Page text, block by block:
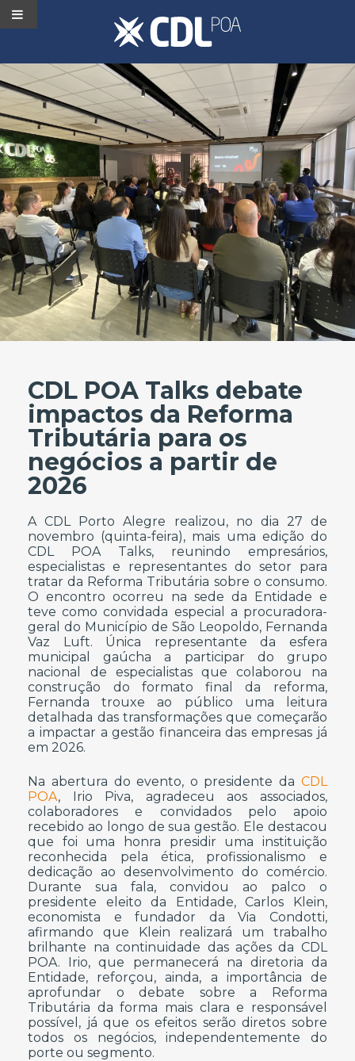
CDL POA Talks debate
impactos da Reforma
Tributária para os
negócios a partir de
2026
A CDL Porto Alegre realizou, no dia 27 de
novembro (quinta-feira), mais uma edição do
CDL POA Talks, reunindo empresários,
especialistas e representantes do setor para
tratar da Reforma Tributária sobre o consumo.
O encontro ocorreu na sede da Entidade e
teve como convidada especial a procuradora-
geral do Município de São Leopoldo, Fernanda
Vaz Luft. Única representante da esfera
municipal gaúcha a participar do grupo
nacional de especialistas que colaborou na
construção do formato final da reforma,
Fernanda trouxe ao público uma leitura
detalhada das transformações que começarão
a impactar a gestão financeira das empresas já
em 2026.
Na abertura do evento, o presidente da CDL
POA, Irio Piva, agradeceu aos associados,
colaboradores e convidados pelo apoio
recebido ao longo de sua gestão. Ele destacou
que foi uma honra presidir uma instituição
reconhecida pela ética, profissionalismo e
dedicação ao desenvolvimento do comércio.
Durante sua fala, convidou ao palco o
presidente eleito da Entidade, Carlos Klein,
economista e fundador da Via Condotti,
afirmando que Klein realizará um trabalho
brilhante na continuidade das ações da CDL
POA. Irio, que permanecerá na diretoria da
Entidade, reforçou, ainda, a importância de
aprofundar o debate sobre a Reforma
Tributária da forma mais clara e responsável
possível, já que os efeitos serão diretos sobre
todos os negócios, independentemente do
porte ou segmento.